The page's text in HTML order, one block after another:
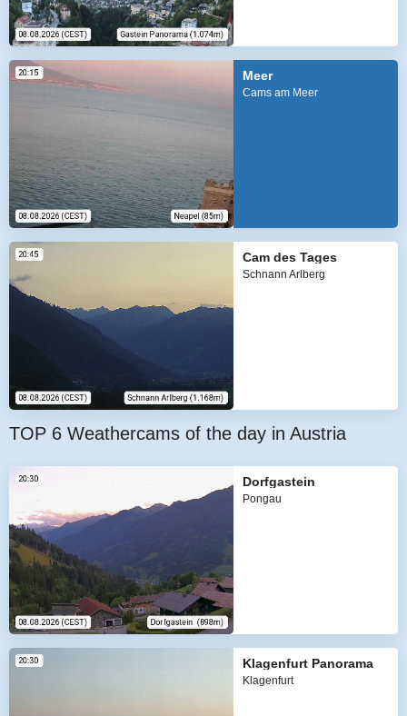
Meer
Cams am Meer
Cam des Tages
Schnann Arlberg
TOP 6 Weathercams of the day in Austria
Dorfgastein
Pongau
Klagenfurt Panorama
Klagenfurt